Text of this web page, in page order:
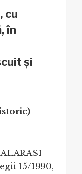
cu
în
și
15/1990,